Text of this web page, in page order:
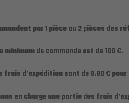
par 1 pièce ou 2 pièces des
de commande est de 100 €.
frais d’expédition sont de 9.90 €
en charge une partie des frais